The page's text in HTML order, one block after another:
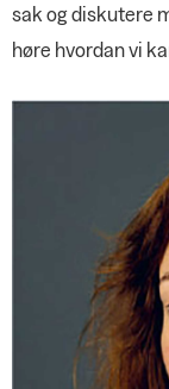
sak og diskutere
høre hvordan vi